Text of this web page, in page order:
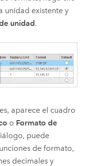
unidad existente y
unidad.
aparece el cuadro
o Formato de
puede
de formato,
decimales y